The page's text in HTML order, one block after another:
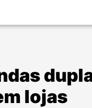
lojas